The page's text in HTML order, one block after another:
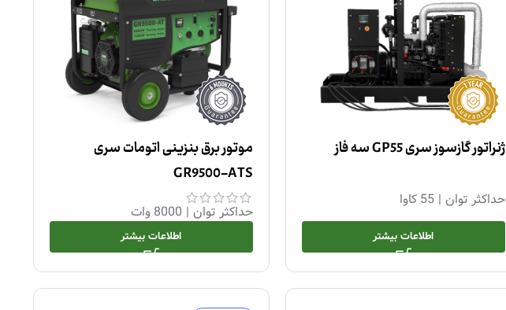
ژنراتور گازسوز سری GP55 سه فاز
حداکثر توان | 55 کاوا
اطلاعات بیشتر
موتور برق بنزینی اتومات سری
GR9500-ATS
حداکثر توان | 8000 وات
اطلاعات بیشتر